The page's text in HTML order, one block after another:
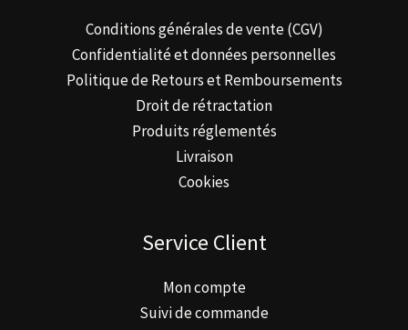
Conditions générales de vente (CGV)
Confidentialité et données personnelles
Politique de Retours et Remboursements
Droit de rétractation
Produits réglementés
Livraison
Cookies
Service Client
Mon compte
Suivi de commande